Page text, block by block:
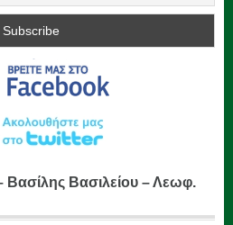
Βασίλης Βασιλείου – Λεωφ.